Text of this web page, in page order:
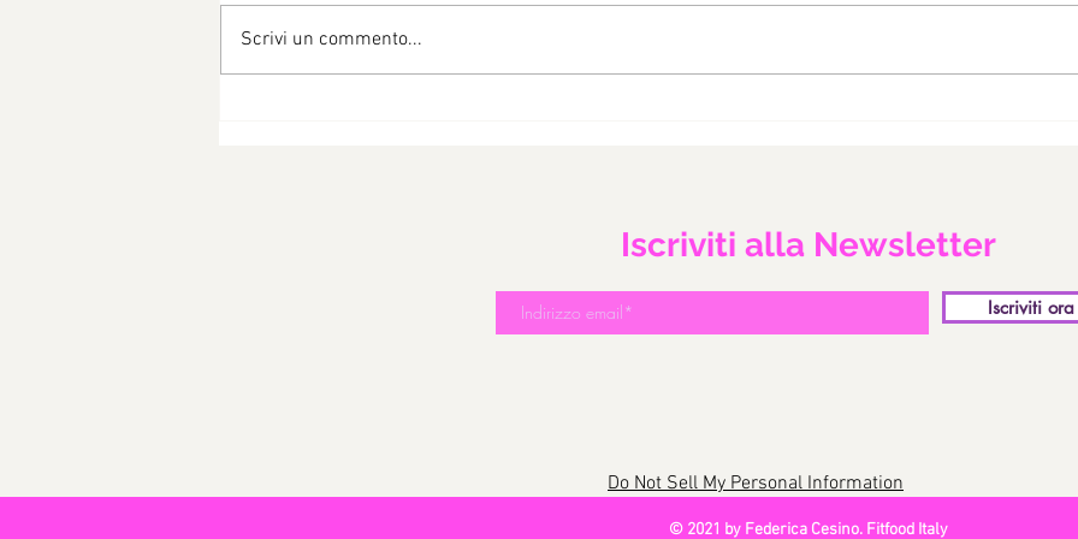
Scrivi un commento...
Iscriviti alla Newsletter
Iscriviti ora
Do Not Sell My Personal Information
© 2021 by Federica Cesino. Fitfood Italy